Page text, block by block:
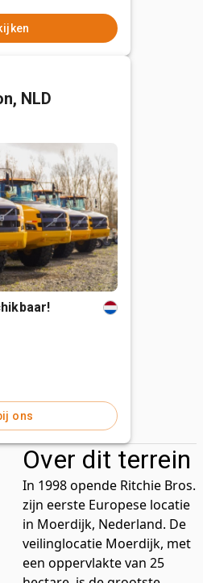
NLD
ons
Over dit terrein
In 1998 opende Ritchie Bros.
zijn eerste Europese locatie
in Moerdijk, Nederland. De
veilinglocatie Moerdijk, met
een oppervlakte van 25